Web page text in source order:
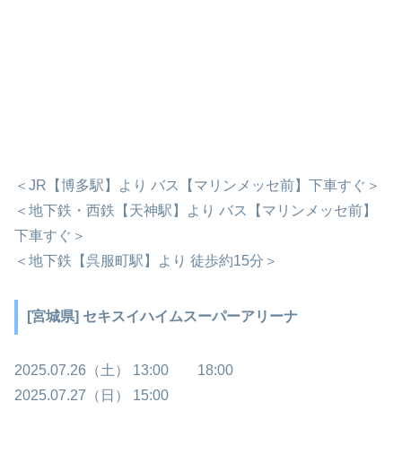
＜JR【博多駅】より バス【マリンメッセ前】下車すぐ＞
＜地下鉄・西鉄【天神駅】より バス【マリンメッセ前】
下車すぐ＞
＜地下鉄【呉服町駅】より 徒歩約15分＞
[宮城県] セキスイハイムスーパーアリーナ
2025.07.26（土） 13:00 18:00
2025.07.27（日） 15:00